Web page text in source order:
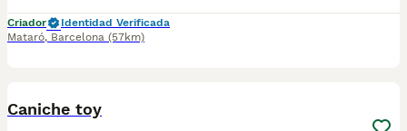
Criador
Identidad Verificada
Mataró, Barcelona (57km)
Caniche toy